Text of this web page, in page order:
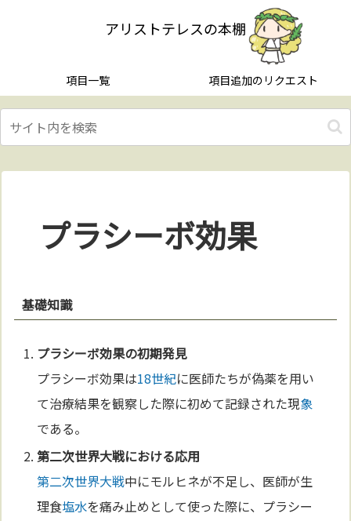
アリストテレスの本棚
項目一覧 項目追加のリクエスト
プラシーボ効果
基礎知識
プラシーボ効果の初期発見
プラシーボ効果は18世紀に医師たちが偽薬を用い
て治療結果を観察した際に初めて記録された現象
である。
第二次世界大戦における応用
第二次世界大戦中にモルヒネが不足し、医師が生
理食塩水を痛み止めとして使った際に、プラシー